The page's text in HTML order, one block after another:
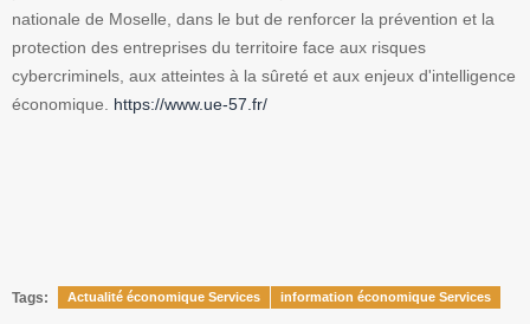
nationale de Moselle, dans le but de renforcer la prévention et la
protection des entreprises du territoire face aux risques
cybercriminels, aux atteintes à la sûreté et aux enjeux d'intelligence
économique. https://www.ue-57.fr/
Tags: Actualité économique Services information économique Services